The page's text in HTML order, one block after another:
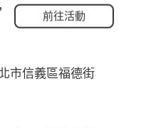
前往活動
市信義區福德街